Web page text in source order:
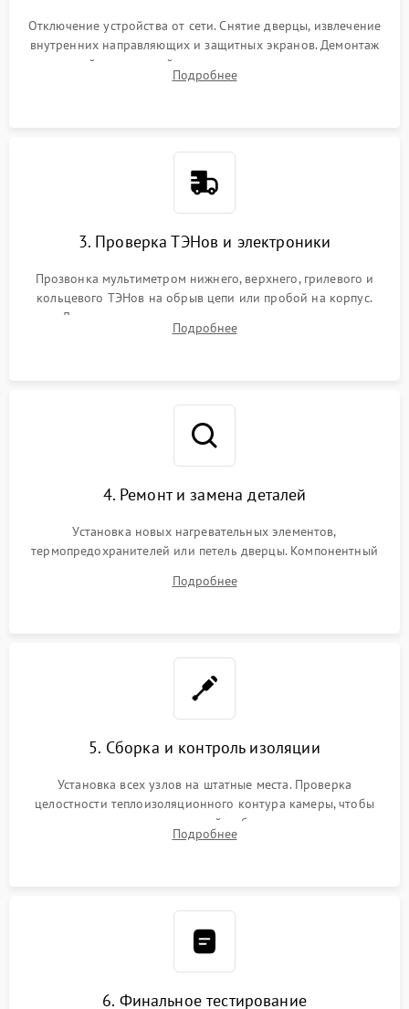
Отключение устройства от сети. Снятие дверцы, извлечение
внутренних направляющих и защитных экранов. Демонтаж
задней или верхней панели для прямого доступа к
нагревательным элементам, плате и вентиляторам.
Подробнее
3. Проверка ТЭНов и электроники
Прозвонка мультиметром нижнего, верхнего, грилевого и
кольцевого ТЭНов на обрыв цепи или пробой на корпус.
Диагностика термостата, датчиков температуры,
переключателя режимов и мотора конвекции.
Подробнее
4. Ремонт и замена деталей
Установка новых нагревательных элементов,
термопредохранителей или петель дверцы. Компонентный
выгоревших реле, восстановление контактов и замена
Подробнее
5. Сборка и контроль изоляции
Установка всех узлов на штатные места. Проверка
целостности теплоизоляционного контура камеры, чтобы
исключить перегрев кухонной мебели и потерю тепла.
Надежная фиксация клемм и сборка корпуса шкафа.
Подробнее
6. Финальное тестирование